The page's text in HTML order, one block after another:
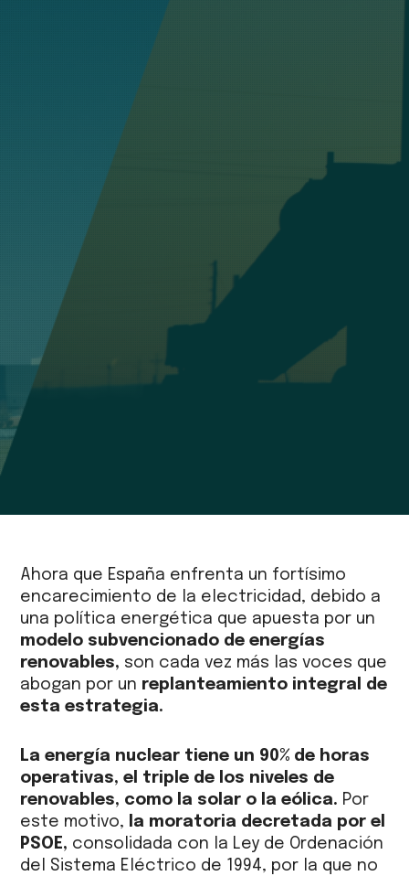
Ahora que España enfrenta un fortísimo
encarecimiento de la electricidad, debido a
una política energética que apuesta por un
modelo subvencionado de energías
renovables, son cada vez más las voces que
abogan por un replanteamiento integral de
esta estrategia.
La energía nuclear tiene un 90% de horas
operativas, el triple de los niveles de
renovables, como la solar o la eólica. Por
este motivo,
la moratoria decretada por el
PSOE, consolidada con la Ley de Ordenación
del Sistema Eléctrico de 1994, por la que no